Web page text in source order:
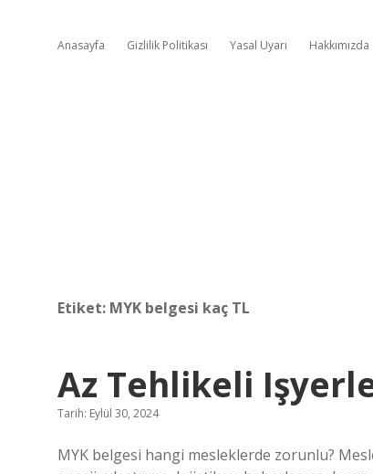
Anasayfa Gizlilik Politikası Yasal Uyarı Hakkımızda
Etiket: MYK belgesi kaç TL
Az Tehlikeli
Tarih: Eylül 30, 2024
MYK belgesi hangi mesleklerde zorunlu?